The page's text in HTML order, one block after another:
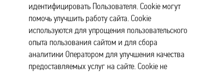
идентифицировать Пользователя. Cookie могут
помочь улучшить работу сайта. Cookie
используются для упрощения пользовательского
опыта пользования сайтом и для сбора
аналитики Оператором для улучшения качества
предоставляемых услуг на сайте. Cookie не